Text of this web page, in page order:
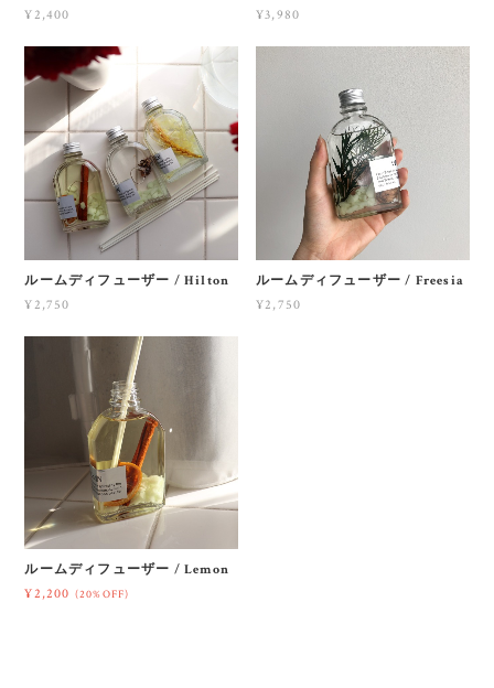
¥2,400
¥3,980
ルームディフューザー / Hilton
¥2,750
ルームディフューザー / Freesia
¥2,750
ルームディフューザー / Lemon
¥2,200 (20%OFF)